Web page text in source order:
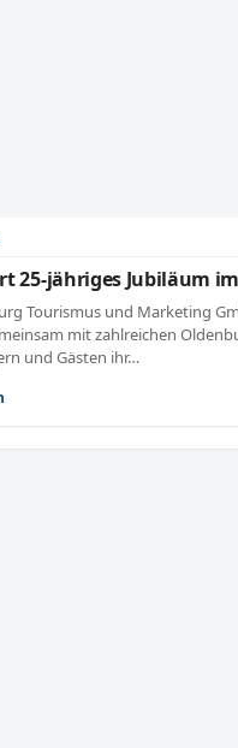
25-jähriges Jubiläum
Tourismus und Marketing
mit zahlreichen
und Gästen ihr…